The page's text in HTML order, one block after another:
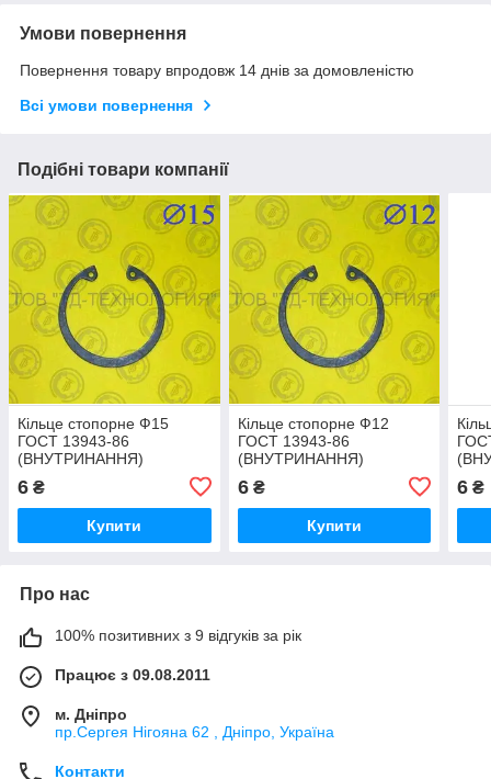
Умови повернення
Повернення товару впродовж 14 днів за домовленістю
Всі умови повернення
Подібні товари компанії
Кільце стопорне Ф15
ГОСТ 13943-86
(ВНУТРИНАННЯ)
6 ₴
Купити
Кільце стопорне Ф12
ГОСТ 13943-86
(ВНУТРИНАННЯ)
6₴
Купити
6 ₴
Про нас
100% позитивних з 9 відгуків за рік
Працює з 09.08.2011
м. Дніпро
пр.Сергея Нігояна 62 , Дніпро, Україна
Контакти